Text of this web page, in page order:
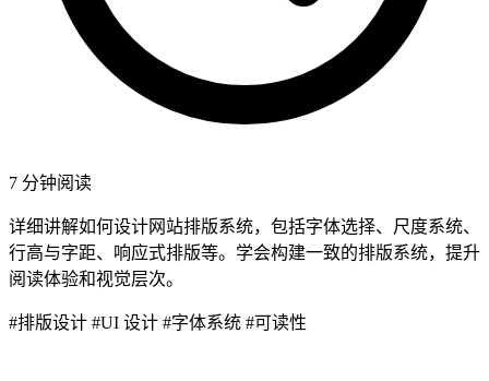
7 分钟阅读
详细讲解如何设计网站排版系统，包括字体选择、尺度系统、
行高与字距、响应式排版等。学会构建一致的排版系统，提升
阅读体验和视觉层次。
#排版设计 #UI 设计 #字体系统 #可读性